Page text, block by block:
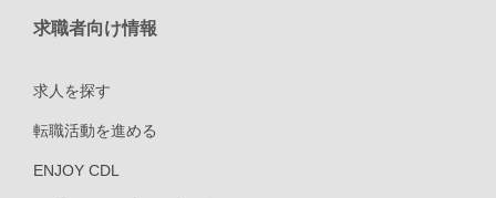
求職者向け情報
求人を探す
転職活動を進める
ENJOY CDL